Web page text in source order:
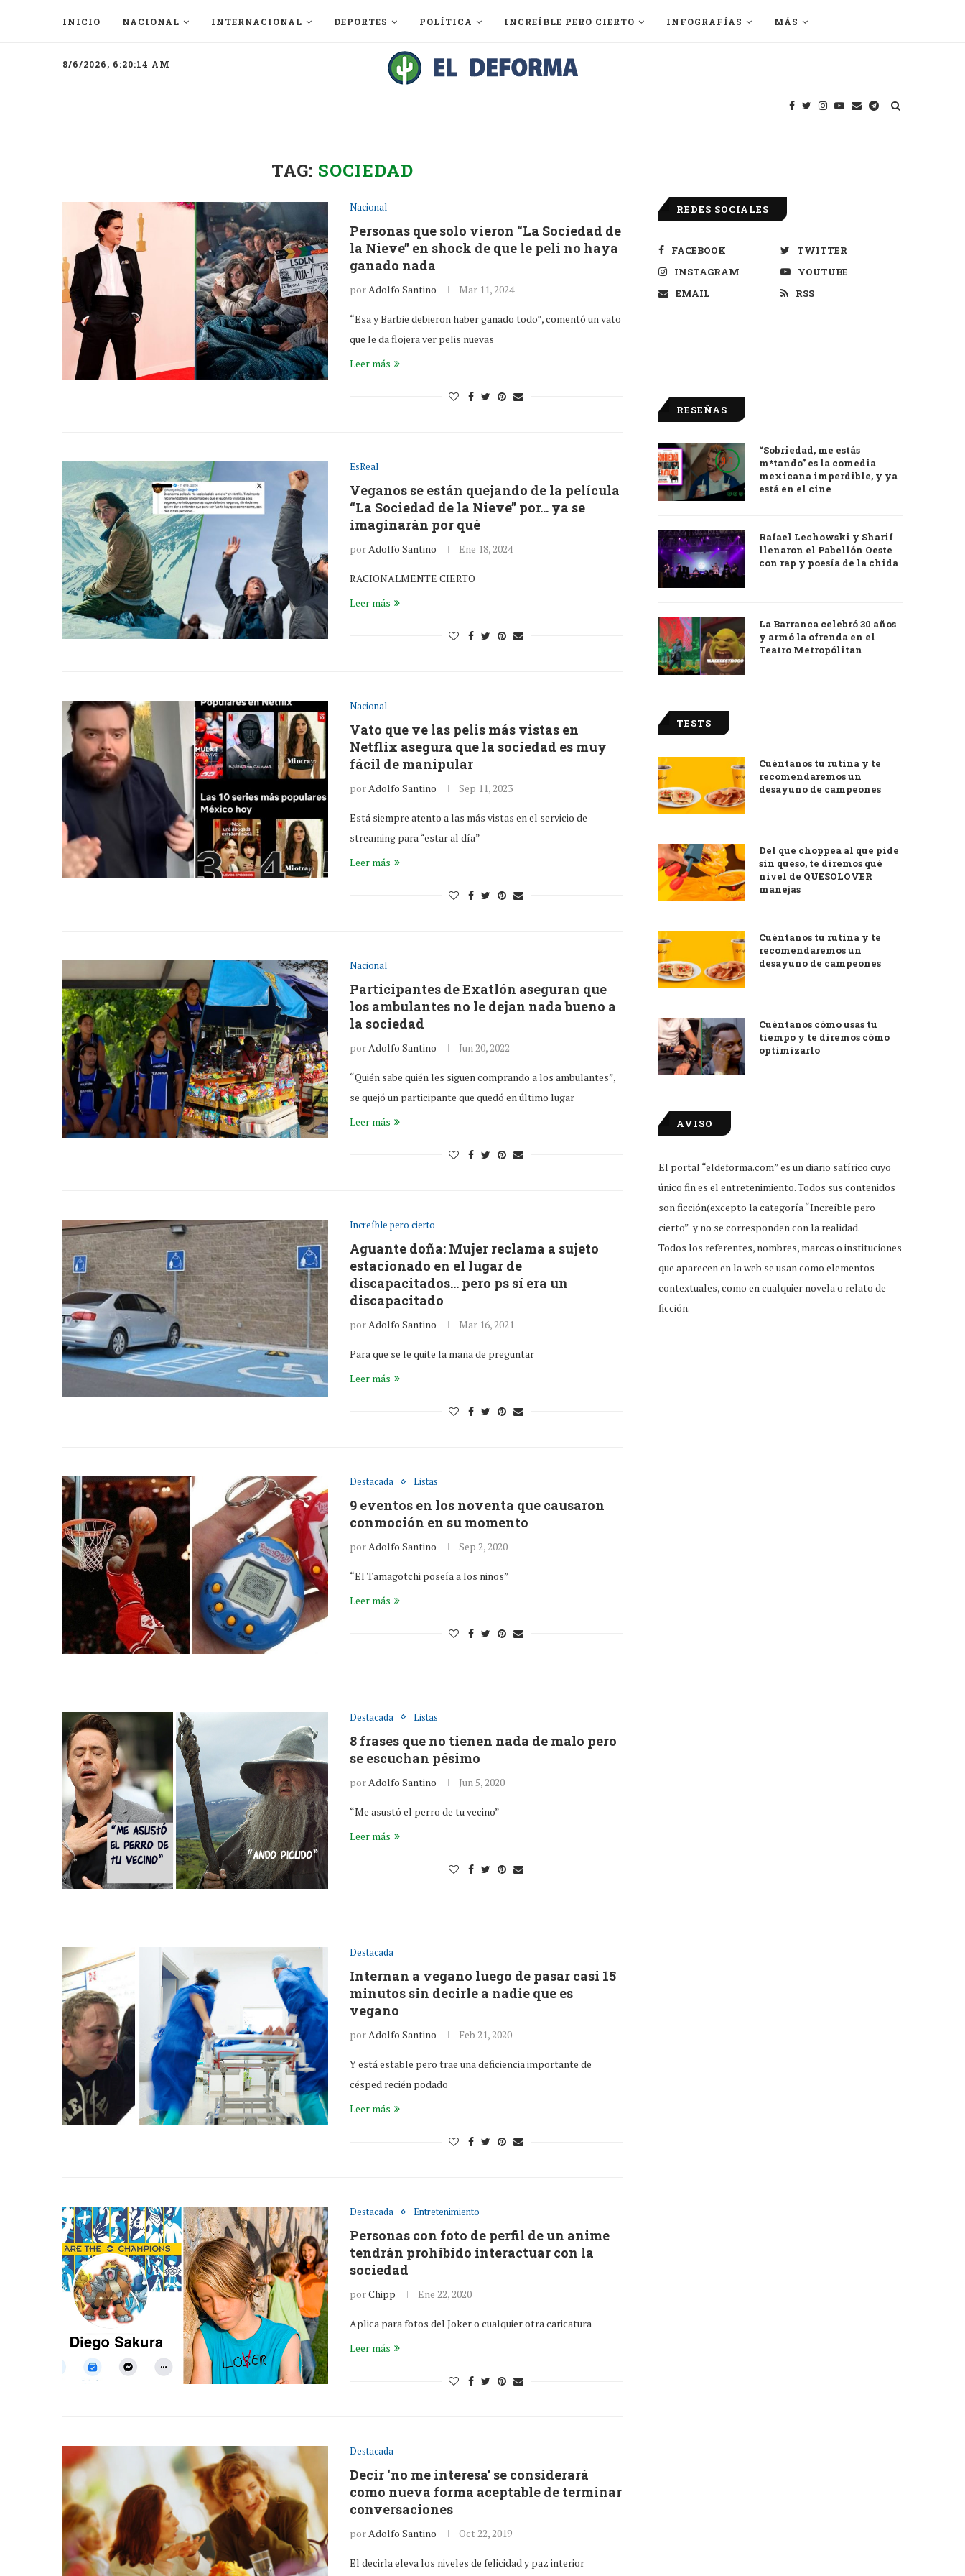
INICIO NACIONAL INTERNACIONAL DEPORTES POLÍTICA INCREÍBLE PERO CIERTO INFOGRAFÍAS MÁS
8/6/2026, 6:20:14 AM
TAG: SOCIEDAD
Nacional
Personas que solo vieron “La Sociedad de
la Nieve” en shock de que le peli no haya
ganado nada
porAdolfo Santino Mar 11, 2024
“Esa y Barbie debieron haber ganado todo”, comentó un vato
que le da flojera ver pelis nuevas
Leer más
EsReal
Veganos se están quejando de la película
“La Sociedad de la Nieve” por… ya se
imaginarán por qué
porAdolfo Santino Ene 18, 2024
RACIONALMENTE CIERTO
Leer más
Nacional
Vato que ve las pelis más vistas en
Netflix asegura que la sociedad es muy
fácil de manipular
porAdolfo Santino Sep 11, 2023
Está siempre atento a las más vistas en el servicio de
streaming para “estar al día”
Leer más
Nacional
Participantes de Exatlón aseguran que
los ambulantes no le dejan nada bueno a
la sociedad
porAdolfo Santino Jun 20, 2022
“Quién sabe quién les siguen comprando a los ambulantes”,
se quejó un participante que quedó en último lugar
Leer más
Increíble pero cierto
Aguante doña: Mujer reclama a sujeto
estacionado en el lugar de
discapacitados… pero ps sí era un
discapacitado
porAdolfo Santino Mar 16, 2021
Para que se le quite la maña de preguntar
Leer más
Destacada Listas
9 eventos en los noventa que causaron
conmoción en su momento
porAdolfo Santino Sep 2, 2020
“El Tamagotchi poseía a los niños”
Leer más
Destacada Listas
8 frases que no tienen nada de malo pero
se escuchan pésimo
por Adolfo Santino Jun 5, 2020
“Me asustó el perro de tu vecino”
Leer más
Destacada
Internan a vegano luego de pasar casi 15
minutos sin decirle a nadie que es
vegano
porAdolfo Santino Feb 21, 2020
Y está estable pero trae una deficiencia importante de
césped recién podado
Leer más
Destacada Entretenimiento
Personas con foto de perfil de un anime
tendrán prohibido interactuar con la
sociedad
porChipp Ene 22, 2020
Aplica para fotos del Joker o cualquier otra caricatura
Leer más
Destacada
Decir ‘no me interesa’ se considerará
como nueva forma aceptable de terminar
conversaciones
porAdolfo Santino Oct 22, 2019
El decirla eleva los niveles de felicidad y paz interior
REDES SOCIALES
FACEBOOK
TWITTER
INSTAGRAM
YOUTUBE
EMAIL
RSS
RESEÑAS
9.0
“Sobriedad, me estás
m*tando” es la comedia
mexicana imperdible, y ya
está en el cine
Rafael Lechowski y Sharif
llenaron el Pabellón Oeste
con rap y poesía de la chida
La Barranca celebró 30 años
y armó la ofrenda en el
Teatro Metropólitan
TESTS
Cuéntanos tu rutina y te
recomendaremos un
desayuno de campeones
Del que choppea al que pide
sin queso, te diremos qué
nivel de QUESOLOVER
manejas
Cuéntanos tu rutina y te
recomendaremos un
desayuno de campeones
Cuéntanos cómo usas tu
tiempo y te diremos cómo
optimizarlo
AVISO
El portal “eldeforma.com” es un diario satírico cuyo
único fin es el entretenimiento. Todos sus contenidos
son ficción(excepto la categoría “Increíble pero
cierto” y no se corresponden con la realidad.
Todos los referentes, nombres, marcas o instituciones
que aparecen en la web se usan como elementos
contextuales, como en cualquier novela o relato de
ficción.